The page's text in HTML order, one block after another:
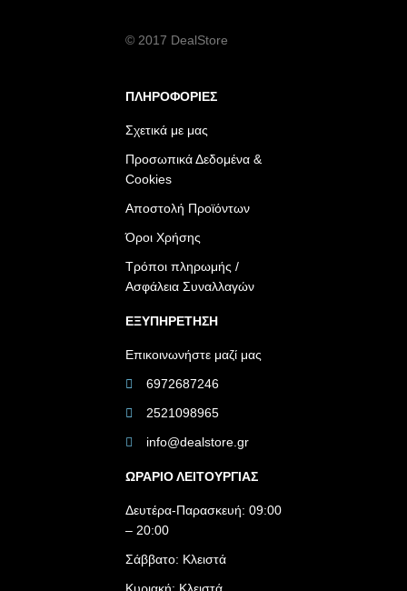
© 2017 DealStore
ΠΛΗΡΟΦΟΡΙΕΣ
Σχετικά με μας
Προσωπικά Δεδομένα &
Cookies
Αποστολή Προϊόντων
Όροι Χρήσης
Τρόποι πληρωμής /
Ασφάλεια Συναλλαγών
ΕΞΥΠΗΡΕΤΗΣΗ
Επικοινωνήστε μαζί μας
6972687246
2521098965
info@dealstore.gr
ΩΡΑΡΙΟ ΛΕΙΤΟΥΡΓΙΑΣ​
Δευτέρα-Παρασκευή: 09:00
– 20:00
Σάββατο: Κλειστά